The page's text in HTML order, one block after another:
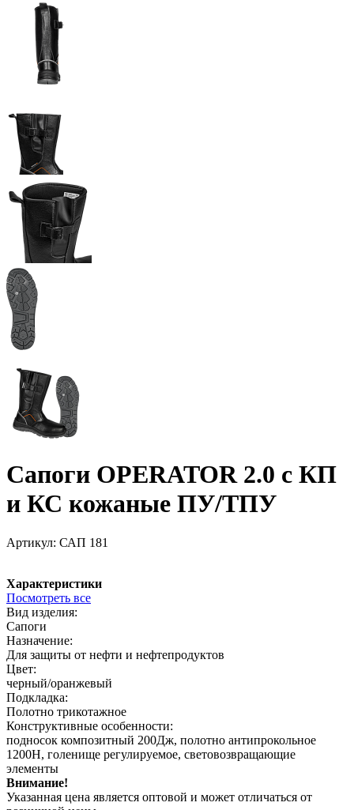
Сапоги OPERATOR 2.0 с КП
и КС кожаные ПУ/ТПУ
Артикул: САП 181
Характеристики
Посмотреть все
Вид изделия:
Сапоги
Назначение:
Для защиты от нефти и нефтепродуктов
Цвет:
черный/оранжевый
Подкладка:
Полотно трикотажное
Конструктивные особенности:
подносок композитный 200Дж, полотно антипрокольное
1200Н, голенище регулируемое, световозвращающие
элементы
Внимание!
Указанная цена является оптовой и может отличаться от